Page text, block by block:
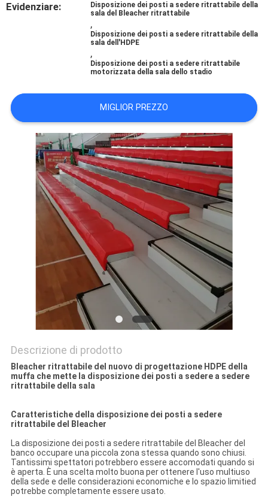
MAPPA
DEL
SITO
PRIVACY
POLICY
Evidenziare:
Disposizione dei posti a sedere ritrattabile della
sala del Bleacher ritrattabile
,
Disposizione dei posti a sedere ritrattabile della
sala dell'HDPE
,
Disposizione dei posti a sedere ritrattabile
motorizzata della sala dello stadio
MIGLIOR PREZZO
Descrizione di prodotto
Bleacher ritrattabile del nuovo di progettazione HDPE della
muffa che mette la disposizione dei posti a sedere a sedere
ritrattabile della sala
Caratteristiche della disposizione dei posti a sedere
ritrattabile del Bleacher
La disposizione dei posti a sedere ritrattabile del Bleacher del
banco occupare una piccola zona stessa quando sono chiusi.
Tantissimi spettatori potrebbero essere accomodati quando si
è aperta. È una scelta molto buona per ottenere l'uso multiuso
della sede e delle considerazioni economiche e lo spazio limitied
potrebbe completamente essere usato.